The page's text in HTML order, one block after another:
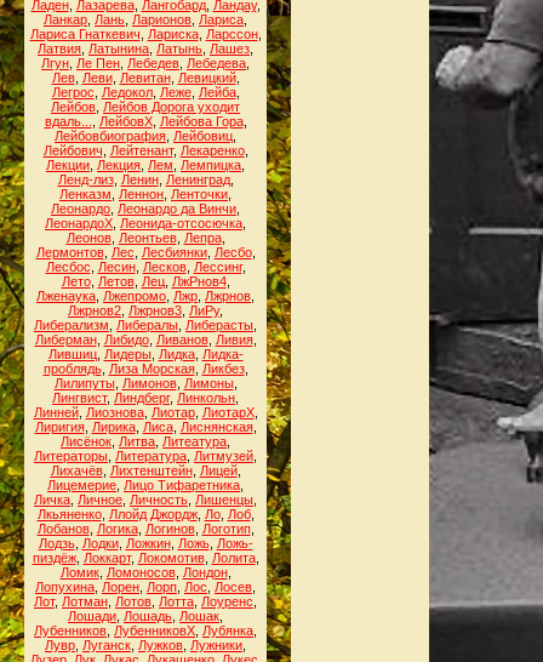
Ладен, Лазарева, Лангобард, Ландау,
Ланкар Лань Ларионов Лариса
Лариса Гнаткевич
Лариска, Ларссон,
Латвия Латынина Латынь Лашез
Лгун Ле Пен Лебедев Лебедева
Лев, Леви, Левитан, Левицкий,
Легрос
Ледокол, Леже, Лейба,
Лейбов Лейбов Дорога уходит
вдаль...
ЛейбовХ, Лейбова Гора,
Лейбовбиография Лейбовиц
Лейбович
Лейтенант, Лекаренко,
Лекции Лекция Лем Лемпицка
Ленд-лиз, Ленин, Ленинград,
Ленказм
Леннон Ленточки
Леонардо Леонардо да Винчи
ЛеонардоХ Леонида-отсосючка
Леонов, Леонтьев, Лепра,
Лермонтов, Лес Лесбиянки, Лесбо,
Лесбос
Лесин, Лесков, Лессинг,
Лето, Летов, Лец, ЛжРнов4,
Лженаука Лжепромо Лжр Лжрнов
Лжрнов2 Лжрнов3 ЛиРу,
Либерализм
Либералы Либерасты
Либерман, Либидо, Ливанов, Ливия,
Лившиц, Лидеры, Лидка, Лидка-
проблядь, Лиза Морская, Ликбез,
Лилипуты, Лимонов, Лимоны,
Лингвист, Линдберг, Линкольн
Линней, Лиознова, Лиотар, ЛиотарХ,
Лиригия, Лирика, Лиса, Лиснянская,
Лисёнок Литва Литеатура
Литераторы Литература Литмузей
Лихачёв, Лихтенштейн, Лицей,
Лицемерие Лицо Тифаретника
Личка Личное Личность Лишенцы
Лкьяненко, Ллойд Джордж, Ло, Лоб,
Лобанов, Логика, Логинов, Логотип,
Лодзь, Лодки, Ложкин, Ложь, Ложь-
пиздёж, Локкарт, Локомотив, Лолита,
Ломик, Ломоносов, Лондон,
Лопухина Лорен Лорп Лос Лосев
Лот, Лотман Лотов Лотта Лоуренс
Лошади Лошадь Лошак
Лубенников ЛубенниковХ Лубянка
Лувр Луганск Лужков Лужники